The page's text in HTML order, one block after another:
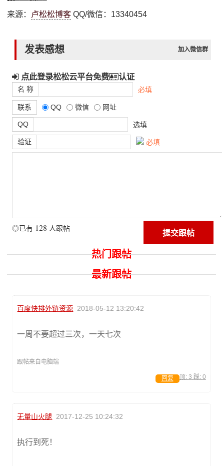
来源： 卢松松博客 QQ/微信：13340454
发表感想 加入微信群
点此登录松松云平台免费 认证
名 称 必填
联系 QQ 微信 网址
QQ 选填
验证 必填
◎已有 128 人跟帖
热门跟帖
最新跟帖
百度快排外链资源 2018-05-12 13:20:42
一周不要超过三次，一天七次
跟帖来自电脑端
顶: 3 踩: 0
回复
无量山火腿 2017-12-25 10:24:32
执行到死！